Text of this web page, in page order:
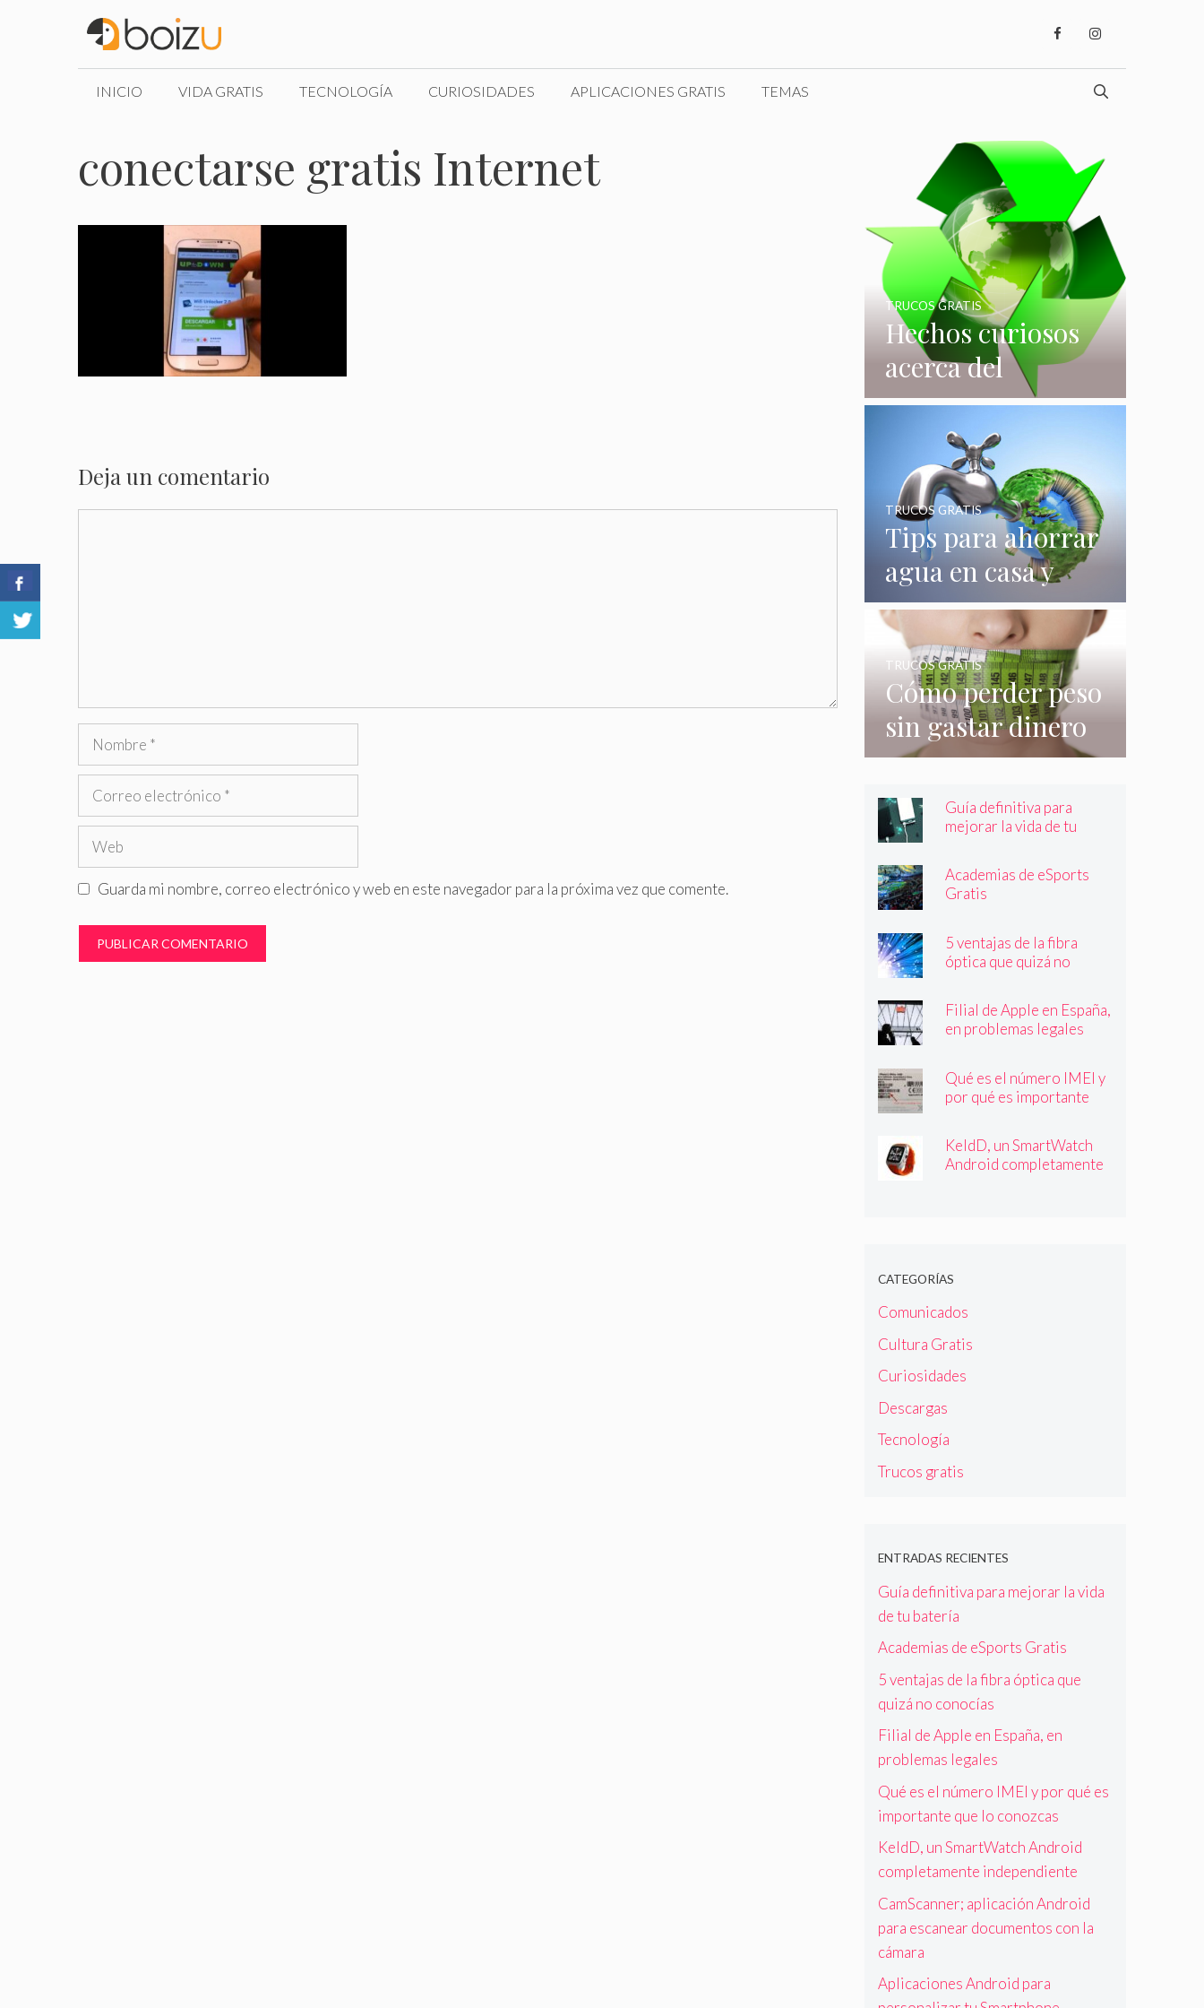
INICIO VIDA GRATIS TECNOLOGÍA CURIOSIDADES APLICACIONES GRATIS TEMAS
conectarse gratis Internet
Deja un comentario
Nombre
Correo
Web
Guarda mi nombre, correo electrónico y web en este navegador para la próxima vez que comente.
Hechos curiosos
acerca del
reciclaje que
quizás no
conocías
TRUCOS GRATIS
Tips para ahorrar
agua en casa y
gastar menos en
su consumo
TRUCOS GRATIS
Cómo perder peso
sin gastar dinero
e incluso sin
hacer nada
TRUCOS GRATIS
Guía definitiva para
mejorar la vida de tu
Academias de eSports
Gratis
5 ventajas de la fibra
óptica que quizá no
Filial de Apple en España,
en problemas legales
Qué es el número IMEI y
por qué es importante
KeldD, un SmartWatch
Android completamente
CATEGORÍAS
Comunicados
Cultura Gratis
Curiosidades
Descargas
Tecnología
Trucos gratis
ENTRADAS RECIENTES
Guía definitiva para mejorar la vida
de tu batería
Academias de eSports Gratis
5 ventajas de la fibra óptica que
quizá no conocías
Filial de Apple en España, en
problemas legales
Qué es el número IMEI y por qué es
importante que lo conozcas
KeldD, un SmartWatch Android
completamente independiente
CamScanner; aplicación Android
para escanear documentos con la
cámara
Aplicaciones Android para